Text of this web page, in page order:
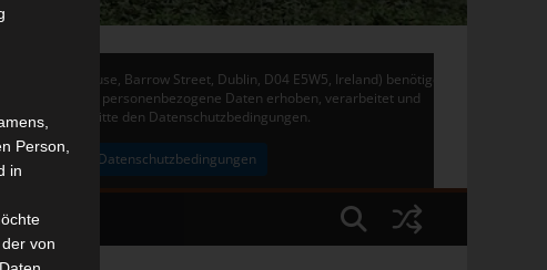
Gordon House, Barrow Street, Dublin, D04 E5W5, Ireland) benötigen
Adsense personenbezogene Daten erhoben, verarbeitet und
Sie bitte den Datenschutzbedingungen.
✓ Erlauben Datenschutzbedingungen
Person,
in
von